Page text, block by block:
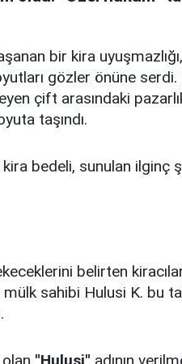
bir kira
gözler önüne
çift arasındaki
taşındı.
bedeli, sunulan ilginç
belirten
sahibi Hulusi K. bu